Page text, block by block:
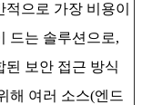
적으로 가장 비용이
드는 솔루션으로,
된 보안 접근 방식
해 여러 소스(엔드